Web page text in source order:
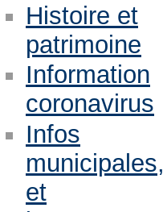
Histoire et
patrimoine
Information
coronavirus
Infos
municipales,
et